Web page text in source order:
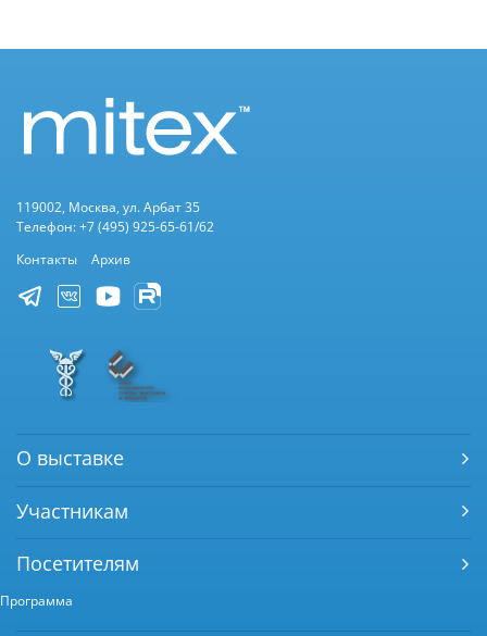
119002, Москва, ул. Арбат 35
Телефон: +7 (495) 925-65-61/62
Контакты
Архив
О выставке
Участникам
Посетителям
Программа